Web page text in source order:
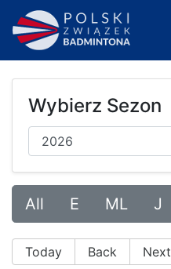
Wybierz Sezon
All E ML J
Today Back Next